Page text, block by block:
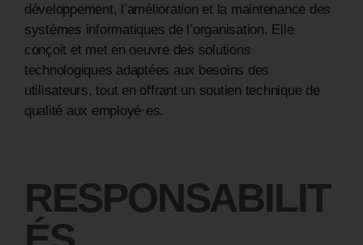
développement, l’amélioration et la maintenance des
systèmes informatiques de l’organisation. Elle
conçoit et met en oeuvre des solutions
technologiques adaptées aux besoins des
utilisateurs, tout en offrant un soutien technique de
qualité aux employé·es.
RESPONSABILIT